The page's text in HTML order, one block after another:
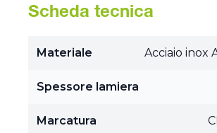
Scheda tecnica
Materiale Acciaio inox
Spessore lamiera
Marcatura